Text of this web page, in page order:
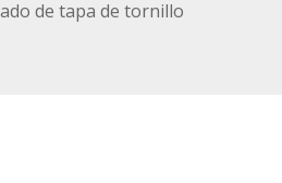
de tapa de tornillo